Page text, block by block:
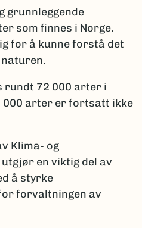
grunnleggende
som finnes i Norge.
for å kunne forstå det
rundt 72 000 arter i
000 arter er fortsatt ikke
Klima- og
en viktig del av
å styrke
forvaltningen av